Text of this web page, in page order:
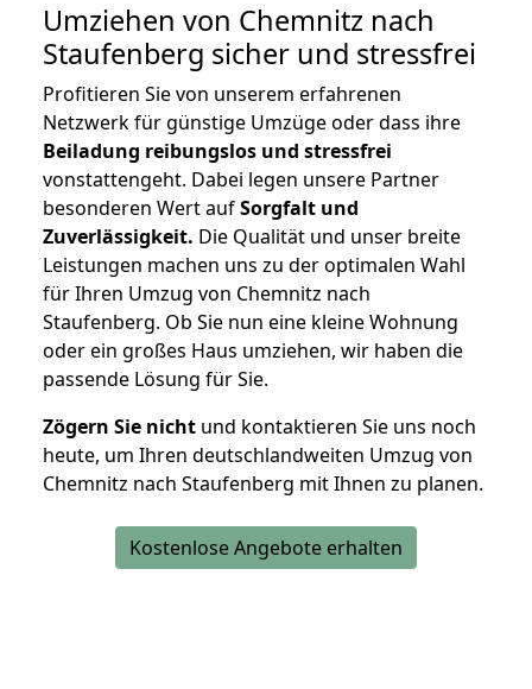
Umziehen von Chemnitz nach
Staufenberg sicher und stressfrei
Profitieren Sie von unserem erfahrenen
Netzwerk für günstige Umzüge oder dass ihre
Beiladung reibungslos und stressfrei
vonstattengeht. Dabei legen unsere Partner
besonderen Wert aufSorgfalt und
Zuverlässigkeit. Die Qualität und unser breite
Leistungen machen uns zu der optimalen Wahl
für Ihren Umzug von Chemnitz nach
Staufenberg. Ob Sie nun eine kleine Wohnung
oder ein großes Haus umziehen, wir haben die
passende Lösung für Sie.
Zögern Sie nicht und kontaktieren Sie uns noch
heute, um Ihren deutschlandweiten Umzug von
Chemnitz nach Staufenberg mit Ihnen zu planen.
Kostenlose Angebote erhalten